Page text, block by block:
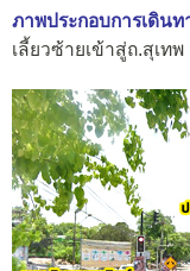
ภาพประกอบการเดินท
เลี้ยวซ้ายเข้าสู่ถ.สุเท